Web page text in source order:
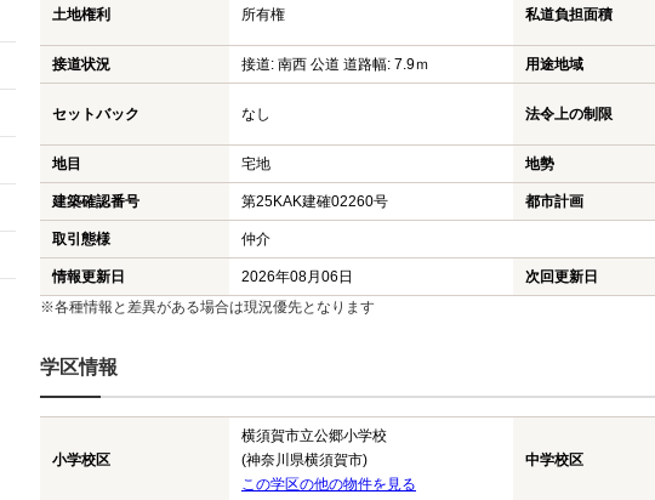
土地権利 所有権 私道負担面積
接道状況 接道: 南西 公道 道路幅: 7.9ｍ 用途地域
セットバック なし 法令上の制限
地目 宅地 地勢
建築確認番号 第25KAK建確02260号 都市計画
取引態様 仲介
情報更新日 2026年08月06日 次回更新日
※各種情報と差異がある場合は現況優先となります
学区情報
小学校区
横須賀市立公郷小学校
(神奈川県横須賀市)
この学区の他の物件を見る
中学校区